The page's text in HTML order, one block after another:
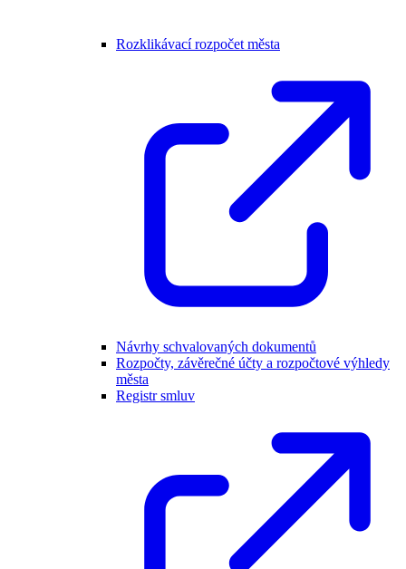
Rozklikávací rozpočet města
Návrhy schvalovaných dokumentů
Rozpočty, závěrečné účty a rozpočtové výhledy
města
Registr smluv